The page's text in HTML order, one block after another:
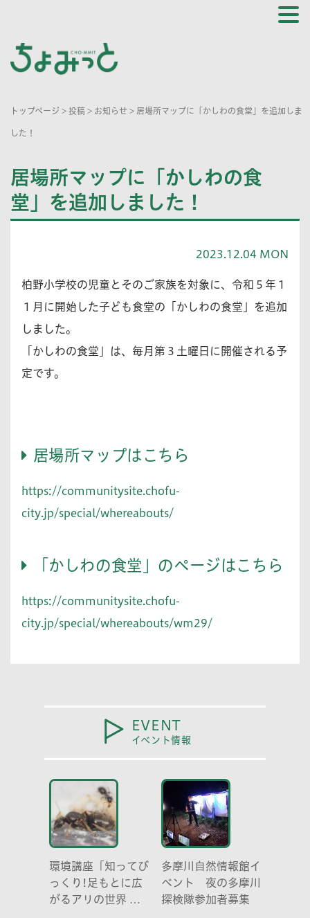
トップページ > 投稿 > お知らせ > 居場所マップに「かしわの食堂」を追加しま
した！
居場所マップに「かしわの食
堂」を追加しました！
2023.12.04 MON
柏野小学校の児童とそのご家族を対象に、令和５年１
１月に開始した子ども食堂の「かしわの食堂」を追加
しました。
「かしわの食堂」は、毎月第３土曜日に開催される予
定です。
居場所マップはこちら
https://communitysite.chofu-
city.jp/special/whereabouts/
「かしわの食堂」のページはこちら
https://communitysite.chofu-
city.jp/special/whereabouts/wm29/
EVENT
イベント情報
環境講座「知ってび
っくり!足もとに広
がるアリの世界 ア
多摩川自然情報館イ
ベント 夜の多摩川
探検隊参加者募集